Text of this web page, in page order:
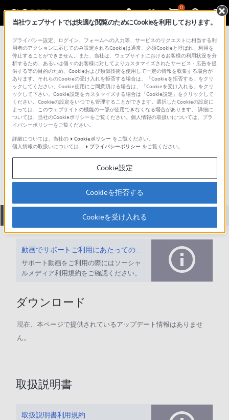
0
総合サポート・お問い合わせ 三脚／一脚
VCT-P300
ダウンロード 取扱説明書
動画でサポートご利用にあたってのお願い
サポート動画をご利用の際にはソーシャ
ルメディア利用規約をご確認ください。
ダウンロード
現在、本ページで提供されているアップデート情報はありませ
ん。
取扱説明書
取扱説明書利用規約
当社ウェブサイトでは快適な閲覧のためにCookieを利用しております。
プライバシー設定、ログイン、フォームへの入力等、サービスのリクエストに相当する利
用者のアクションに応じてのみ設定されるCookieは通常、必須Cookieと呼ばれ、利用を
停止することができません。また、当社は、ウェブサイトにおけるお客様の利用状況を分
析するため、あるいは個々のお客様に対してよりカスタマイズされたサービス・広告を提
供する等の目的のため、Cookieおよび類似技術を使用して一定の情報を収集する場合が
あります。それらのCookieの受け入れを拒否する場合は、「Cookieを拒否する」をクリ
ックしてください。Cookie使用にご同意頂ける場合は、「Cookieを受け入れる」をクリ
ックして下さい。Cookie設定をカスタマイズする場合は「Cookie設定」をクリックして
ください。Cookieの設定をいつでも管理することができます。選択したCookieの設定に
よっては、このウェブサイトの機能の一部が使用できなくなる場合があります。 詳細に
ついては、当社のCookieポリシーをご覧ください。個人情報の取扱いについては、プラ
イバシーポリシーをご覧ください。
詳細については、当社の
Cookieポリシー をご覧ください。
個人情報の取扱いについては、
プライバシーポリシー をご覧ください。
Cookie設定
Cookieを拒否する
Cookieを受け入れる